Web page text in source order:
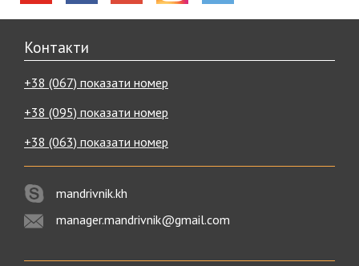
Контакти
+38 (067) показати номер
+38 (095) показати номер
+38 (063) показати номер
mandrivnik.kh
manager.mandrivnik@gmail.com